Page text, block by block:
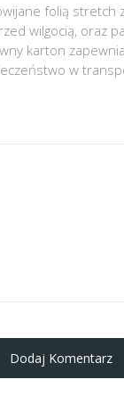
folią stretch
wilgocią, oraz
karton
w
Dodaj Komentarz